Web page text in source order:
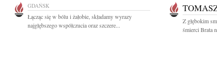
GDAŃSK
Łącząc się w bólu i żałobie, składamy wyrazy
najgłębszego współczucia oraz szczere...
Z głębokim
śmierci Brata